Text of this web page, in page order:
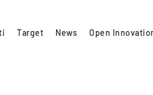
Target News Open